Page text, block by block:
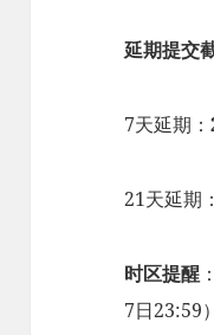
延期提交
7天延期：​
21天延期
​时区提醒​
7日23:59